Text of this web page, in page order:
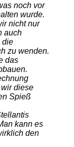
noch vor
wurde.
nicht nur
auch
die
zu wenden.
das
diese
Spieß
kann es
den